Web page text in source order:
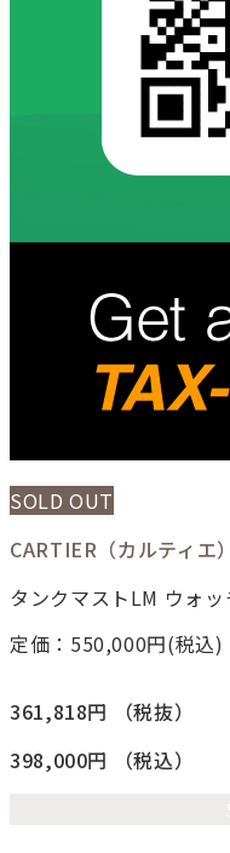
SOLD OUT
CARTIER（カルティエ）
タンクマストLM ウォッ
定価：550,000円(税込)
361,818円
（税抜）
398,000円
（税込）